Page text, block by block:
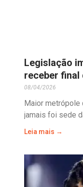
Legislação
receber final
08/04/2026
Maior metrópole
jamais foi sede
Leia mais →